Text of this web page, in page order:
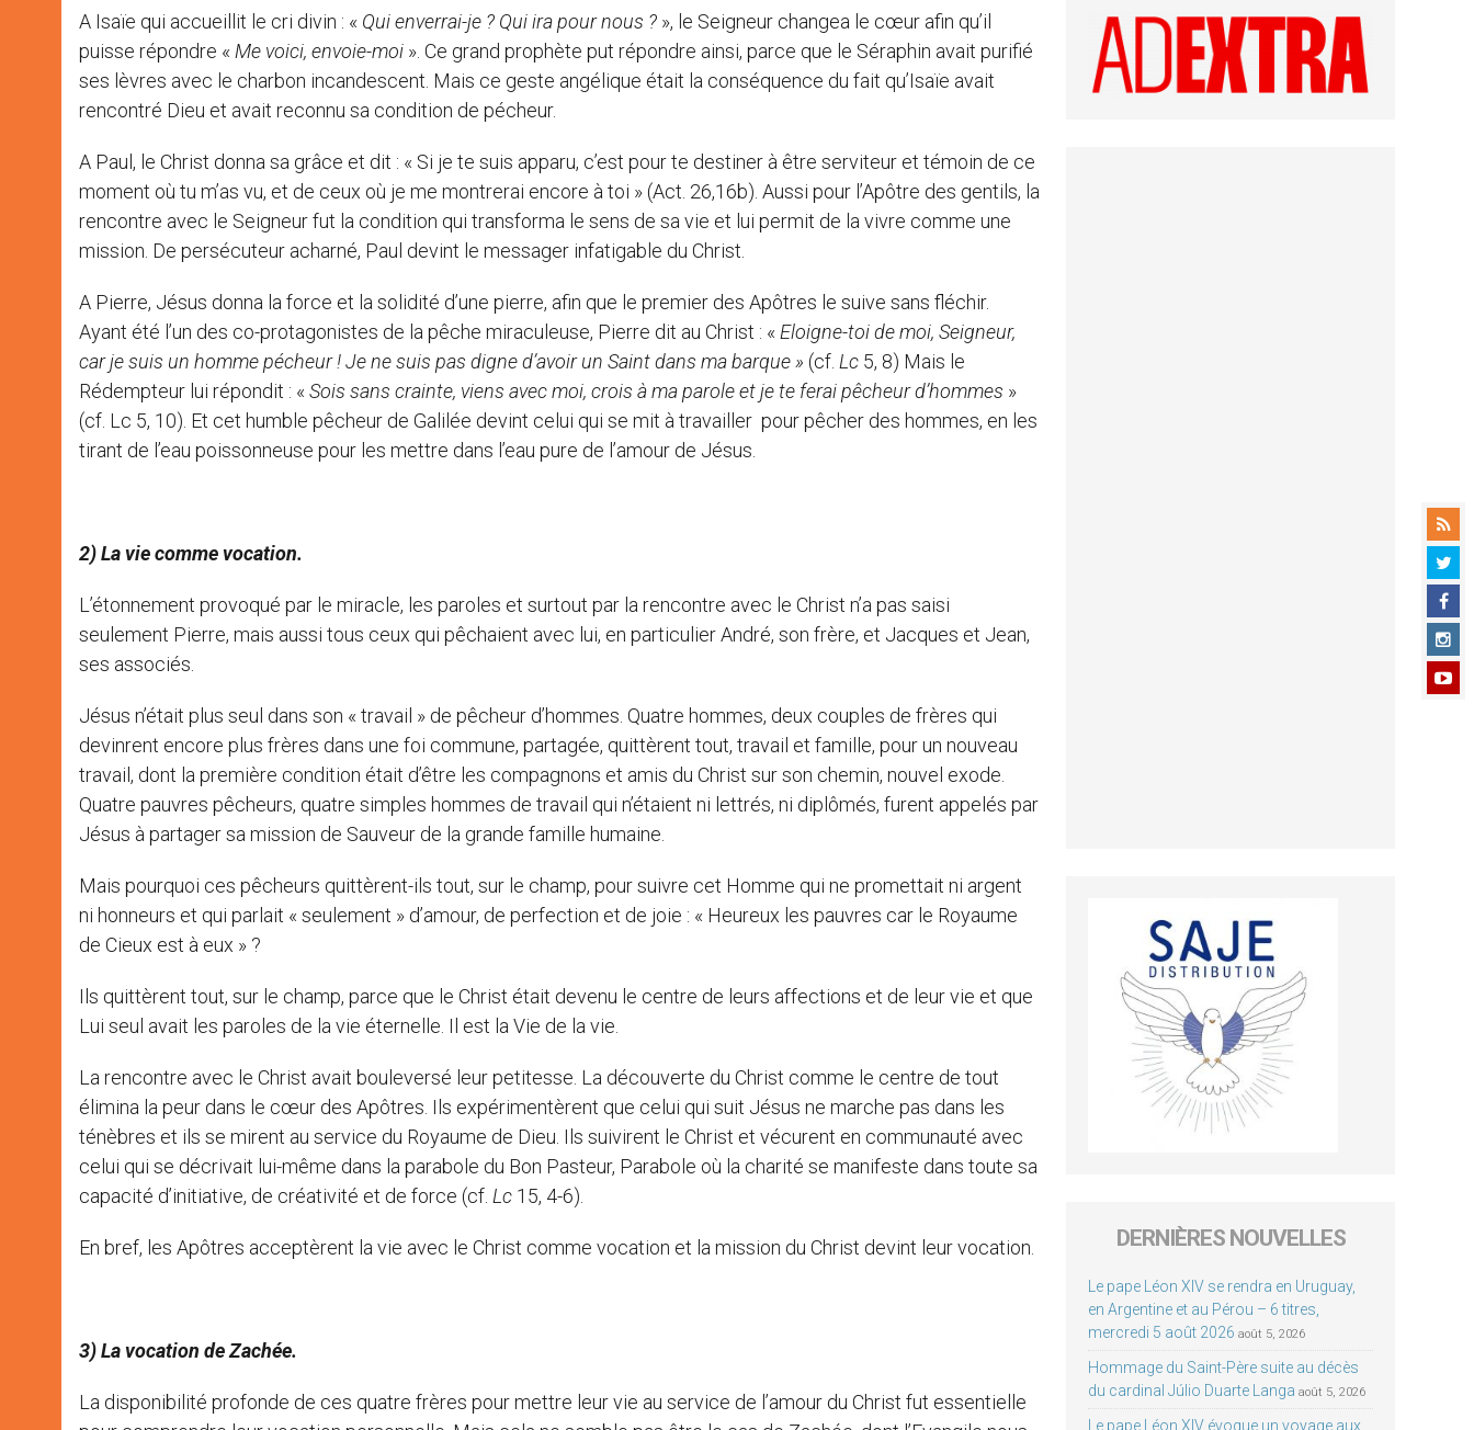
A Isaïe qui accueillit le cri divin : « Qui enverrai-je ? Qui ira pour nous ? », le Seigneur changea le cœur afin qu’il
puisse répondre « Me voici, envoie-moi ». Ce grand prophète put répondre ainsi, parce que le Séraphin avait purifié
ses lèvres avec le charbon incandescent. Mais ce geste angélique était la conséquence du fait qu’Isaïe avait
rencontré Dieu et avait reconnu sa condition de pécheur.
A Paul, le Christ donna sa grâce et dit : « Si je te suis apparu, c’est pour te destiner à être serviteur et témoin de ce
moment où tu m’as vu, et de ceux où je me montrerai encore à toi » (Act. 26,16b). Aussi pour l’Apôtre des gentils, la
rencontre avec le Seigneur fut la condition qui transforma le sens de sa vie et lui permit de la vivre comme une
mission. De persécuteur acharné, Paul devint le messager infatigable du Christ.
A Pierre, Jésus donna la force et la solidité d’une pierre, afin que le premier des Apôtres le suive sans fléchir.
Ayant été l’un des co-protagonistes de la pêche miraculeuse, Pierre dit au Christ : « Eloigne-toi de moi, Seigneur,
car je suis un homme pécheur !Je ne suis pas digne d’avoir un Saint dans ma barque » (cf. Lc 5, 8) Mais le
Rédempteur lui répondit : « Sois sans crainte, viens avec moi, crois à ma parole et je te ferai pêcheur d’hommes »
(cf. Lc 5, 10). Et cet humble pêcheur de Galilée devint celui qui se mit à travailler pour pêcher des hommes, en les
tirant de l’eau poissonneuse pour les mettre dans l’eau pure de l’amour de Jésus.
2) La vie comme vocation.
L’étonnement provoqué par le miracle, les paroles et surtout par la rencontre avec le Christ n’a pas saisi
seulement Pierre, mais aussi tous ceux qui pêchaient avec lui, en particulier André, son frère, et Jacques et Jean,
ses associés.
Jésus n’était plus seul dans son « travail » de pêcheur d’hommes. Quatre hommes, deux couples de frères qui
devinrent encore plus frères dans une foi commune, partagée, quittèrent tout, travail et famille, pour un nouveau
travail, dont la première condition était d’être les compagnons et amis du Christ sur son chemin, nouvel exode.
Quatre pauvres pêcheurs, quatre simples hommes de travail qui n’étaient ni lettrés, ni diplômés, furent appelés par
Jésus à partager sa mission de Sauveur de la grande famille humaine.
Mais pourquoi ces pêcheurs quittèrent-ils tout, sur le champ, pour suivre cet Homme qui ne promettait ni argent
ni honneurs et qui parlait « seulement » d’amour, de perfection et de joie : « Heureux les pauvres car le Royaume
de Cieux est à eux » ?
Ils quittèrent tout, sur le champ, parce que le Christ était devenu le centre de leurs affections et de leur vie et que
Lui seul avait les paroles de la vie éternelle. Il est la Vie de la vie.
La rencontre avec le Christ avait bouleversé leur petitesse. La découverte du Christ comme le centre de tout
élimina la peur dans le cœur des Apôtres. Ils expérimentèrent que celui qui suit Jésus ne marche pas dans les
ténèbres et ils se mirent au service du Royaume de Dieu. Ils suivirent le Christ et vécurent en communauté avec
celui qui se décrivait lui-même dans la parabole du Bon Pasteur, Parabole où la charité se manifeste dans toute sa
capacité d’initiative, de créativité et de force (cf. Lc 15, 4-6).
En bref, les Apôtres acceptèrent la vie avec le Christ comme vocation et la mission du Christ devint leur vocation.
3) La vocation de Zachée.
La disponibilité profonde de ces quatre frères pour mettre leur vie au service de l’amour du Christ fut essentielle
DERNIÈRES NOUVELLES
Le pape Léon XIV se rendra en Uruguay,
en Argentine et au Pérou – 6 titres,
mercredi 5 août 2026 août 5, 2026
Hommage du Saint-Père suite au décès
du cardinal Júlio Duarte Langa août 5, 2026
Le pape Léon XIV évoque un voyage aux